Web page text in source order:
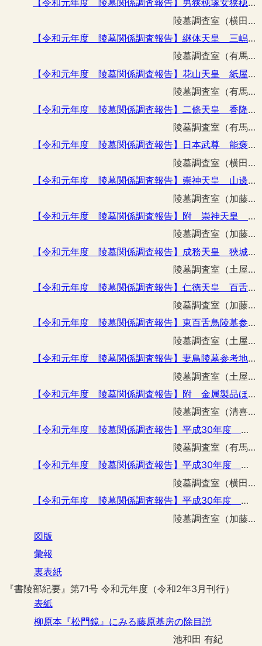
【令和元年度 陵墓関係調査報告】男狭穂塚女狭穂塚陵墓参考地外構柵復旧工事に伴う立会調査
陵墓調査室（横田 真吾）
【令和元年度 陵墓関係調査報告】継体天皇 三嶋藍野陵倒木復旧箇所の立会調査
陵墓調査室（有馬 伸）
【令和元年度 陵墓関係調査報告】花山天皇 紙屋川上陵鳥居改築工事に伴う立会調査
陵墓調査室（有馬 伸）
【令和元年度 陵墓関係調査報告】二條天皇 香隆寺陵鳥居改築工事に伴う立会調査
陵墓調査室（有馬 伸）
【令和元年度 陵墓関係調査報告】日本武尊 能褒野墓飛地い号ほか外構柵取設工事に伴う立会調査
陵墓調査室（横田 真吾）
【令和元年度 陵墓関係調査報告】崇神天皇 山邊道勾岡上陵外堤石積改修工事に伴う立会調査
陵墓調査室（加藤 一郎）
【令和元年度 陵墓関係調査報告】附 崇神天皇 山邊道勾岡上陵昭和41年採集品
陵墓調査室（加藤 一郎）
【令和元年度 陵墓関係調査報告】成務天皇 狹城盾列池後陵鳥居改築工事に伴う立会調査
陵墓調査室（土屋 隆史）
【令和元年度 陵墓関係調査報告】仁徳天皇 百舌鳥耳原中陵倒木復旧工事に伴う立会調査
陵墓調査室（加藤 一郎 土屋 隆史）
【令和元年度 陵墓関係調査報告】東百舌鳥陵墓参考地倒木復旧工事に伴う立会調査
陵墓調査室（土屋 隆史）
【令和元年度 陵墓関係調査報告】妻鳥陵墓参考地駒形制札改修工事に伴う立会調査
陵墓調査室（土屋 隆史）
【令和元年度 陵墓関係調査報告】附 金属製品ほか出土品の整理報告
陵墓調査室（清喜 裕二 土屋 隆史）
【令和元年度 陵墓関係調査報告】平成30年度 佐紀部事務所ほか整備工事に伴う立会調査
陵墓調査室（有馬 伸）
【令和元年度 陵墓関係調査報告】平成30年度 推古天皇 磯長山田陵台風被害木処理工事に伴う立会
陵墓調査室（横田 真吾）
【令和元年度 陵墓関係調査報告】平成30年度 応神天皇皇后仲姫命 仲津山陵倒木復旧工事に伴う調査
陵墓調査室（加藤 一郎）
図版
彙報
裏表紙
『書陵部紀要』第71号 令和元年度（令和2年3月刊行）
表紙
柳原本『松門鏡』にみる藤原基房の除目説
池和田 有紀